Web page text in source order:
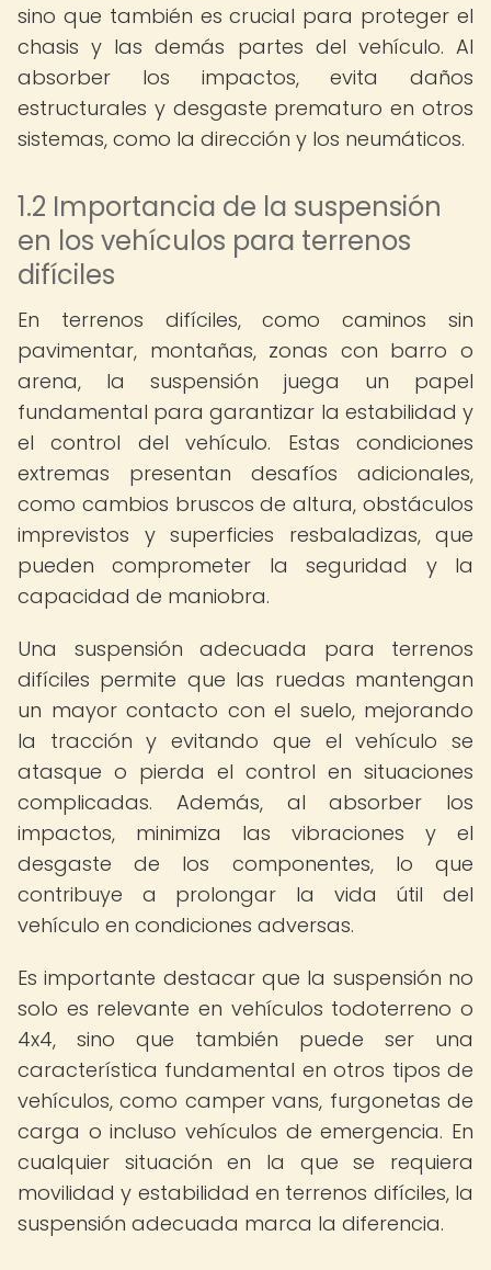
sino que también es crucial para proteger el
chasis y las demás partes del vehículo. Al
absorber los impactos, evita daños
estructurales y desgaste prematuro en otros
sistemas, como la dirección y los neumáticos.
1.2 Importancia de la suspensión
en los vehículos para terrenos
difíciles
En terrenos difíciles, como caminos sin
pavimentar, montañas, zonas con barro o
arena, la suspensión juega un papel
fundamental para garantizar la estabilidad y
el control del vehículo. Estas condiciones
extremas presentan desafíos adicionales,
como cambios bruscos de altura, obstáculos
imprevistos y superficies resbaladizas, que
pueden comprometer la seguridad y la
capacidad de maniobra.
Una suspensión adecuada para terrenos
difíciles permite que las ruedas mantengan
un mayor contacto con el suelo, mejorando
la tracción y evitando que el vehículo se
atasque o pierda el control en situaciones
complicadas. Además, al absorber los
impactos, minimiza las vibraciones y el
desgaste de los componentes, lo que
contribuye a prolongar la vida útil del
vehículo en condiciones adversas.
Es importante destacar que la suspensión no
solo es relevante en vehículos todoterreno o
4x4, sino que también puede ser una
característica fundamental en otros tipos de
vehículos, como camper vans, furgonetas de
carga o incluso vehículos de emergencia. En
cualquier situación en la que se requiera
movilidad y estabilidad en terrenos difíciles, la
suspensión adecuada marca la diferencia.